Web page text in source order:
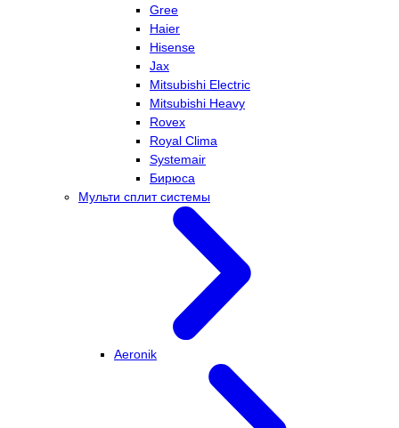
Gree
Haier
Hisense
Jax
Mitsubishi Electric
Mitsubishi Heavy
Rovex
Royal Clima
Systemair
Бирюса
Мульти сплит системы
Aeronik